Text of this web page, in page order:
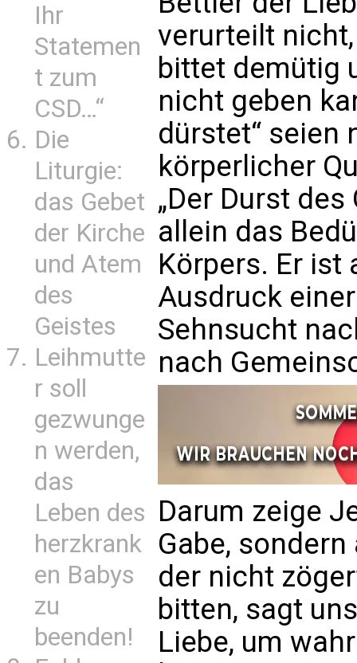
Ihr
Statemen
t zum
CSD…“
Die
Liturgie:
das Gebet
der Kirche
und Atem
des
Geistes
Leihmutte
r soll
gezwunge
n werden,
das
Leben des
herzkrank
en Babys
zu
beenden!
verurteilt
bittet demütig
nicht geben
dürstet“ seien
körperlicher
„Der Durst
allein das
Körpers. Er ist
Ausdruck
Sehnsucht
nach
Darum zeige
Gabe, sondern
der nicht
bitten, sagt
Liebe, um